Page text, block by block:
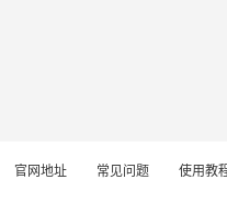
官网地址 常见问题 使用教